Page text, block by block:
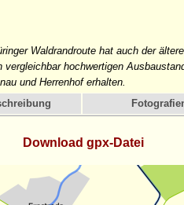
Waldrandroute hat auch der
vergleichbar hochwertigen
und Herrenhof erhalten.
Download gpx-Datei